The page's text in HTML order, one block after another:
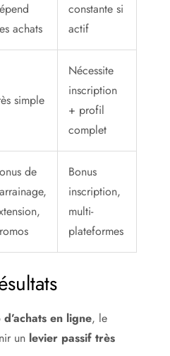
achats
constante si
actif
simple
Nécessite
inscription
+ profil
complet
de
Bonus
inscription,
multi-
plateformes
en ligne, le
un levier passif très